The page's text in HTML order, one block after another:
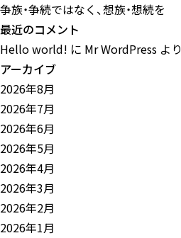
争族・争続ではなく、想族・想続を
最近のコメント
Hello world! に Mr WordPress より
アーカイブ
2026年8月
2026年7月
2026年6月
2026年5月
2026年4月
2026年3月
2026年2月
2026年1月